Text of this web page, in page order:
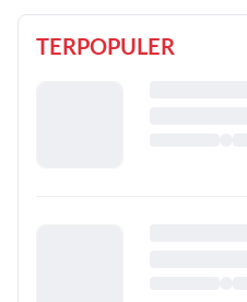
TERPOPULER